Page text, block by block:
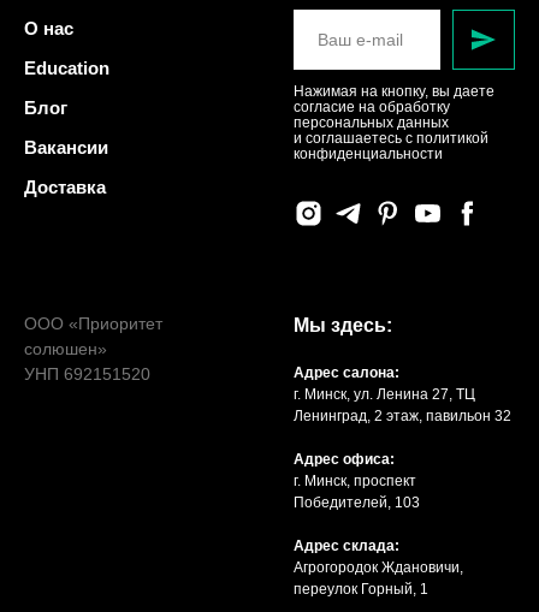
О нас
Education
Блог
Вакансии
Доставка
Нажимая на кнопку, вы даете
согласие на обработку
персональных данных
и соглашаетесь c политикой
конфиденциальности
ООО «Приоритет
солюшен»
УНП 692151520
Мы здесь:
Адрес салона:
г. Минск, ул. Ленина 27, ТЦ
Ленинград, 2 этаж, павильон 32
Адрес офиса:
г. Минск, проспект
Победителей, 103
Адрес склада:
Агрогородок Ждановичи,
переулок Горный, 1